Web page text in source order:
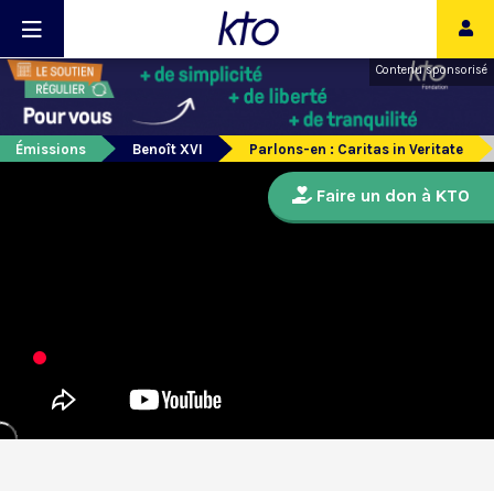
Contenu sponsorisé
Émissions Benoît XVI Parlons-en : Caritas in Veritate
Faire un don à KTO